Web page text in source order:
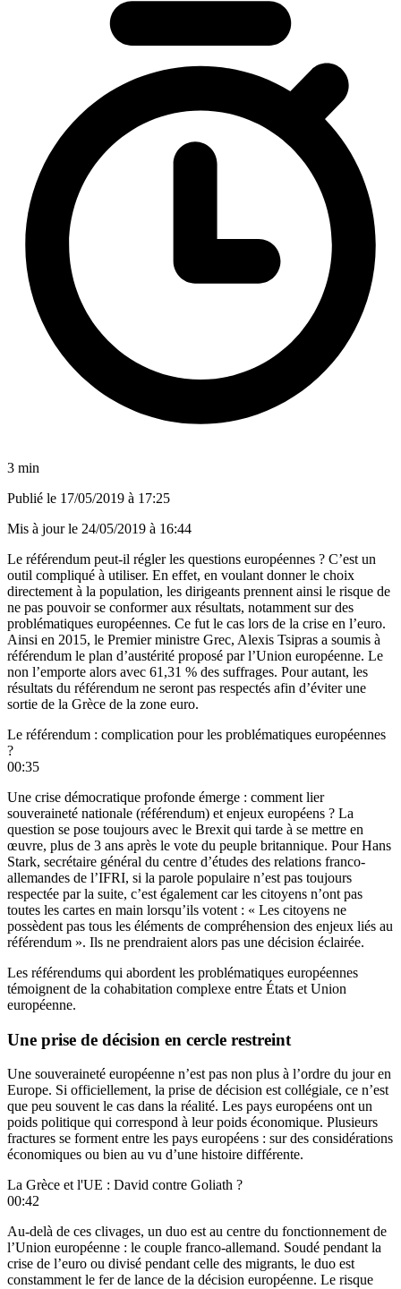
3 min
Publié le 17/05/2019 à 17:25
Mis à jour le 24/05/2019 à 16:44
Le référendum peut-il régler les questions européennes ? C’est un
outil compliqué à utiliser. En effet, en voulant donner le choix
directement à la population, les dirigeants prennent ainsi le risque de
ne pas pouvoir se conformer aux résultats, notamment sur des
problématiques européennes. Ce fut le cas lors de la crise en l’euro.
Ainsi en 2015, le Premier ministre Grec, Alexis Tsipras a soumis à
référendum le plan d’austérité proposé par l’Union européenne. Le
non l’emporte alors avec 61,31 % des suffrages. Pour autant, les
résultats du référendum ne seront pas respectés afin d’éviter une
sortie de la Grèce de la zone euro.
Le référendum : complication pour les problématiques européennes
?
00:35
Une crise démocratique profonde émerge : comment lier
souveraineté nationale (référendum) et enjeux européens ? La
question se pose toujours avec le Brexit qui tarde à se mettre en
œuvre, plus de 3 ans après le vote du peuple britannique. Pour Hans
Stark, secrétaire général du centre d’études des relations franco-
allemandes de l’IFRI, si la parole populaire n’est pas toujours
respectée par la suite, c’est également car les citoyens n’ont pas
toutes les cartes en main lorsqu’ils votent : « Les citoyens ne
possèdent pas tous les éléments de compréhension des enjeux liés au
référendum ». Ils ne prendraient alors pas une décision éclairée.
Les référendums qui abordent les problématiques européennes
témoignent de la cohabitation complexe entre États et Union
européenne.
Une prise de décision en cercle restreint
Une souveraineté européenne n’est pas non plus à l’ordre du jour en
Europe. Si officiellement, la prise de décision est collégiale, ce n’est
que peu souvent le cas dans la réalité. Les pays européens ont un
poids politique qui correspond à leur poids économique. Plusieurs
fractures se forment entre les pays européens : sur des considérations
économiques ou bien au vu d’une histoire différente.
La Grèce et l'UE : David contre Goliath ?
00:42
Au-delà de ces clivages, un duo est au centre du fonctionnement de
l’Union européenne : le couple franco-allemand. Soudé pendant la
crise de l’euro ou divisé pendant celle des migrants, le duo est
constamment le fer de lance de la décision européenne. Le risque